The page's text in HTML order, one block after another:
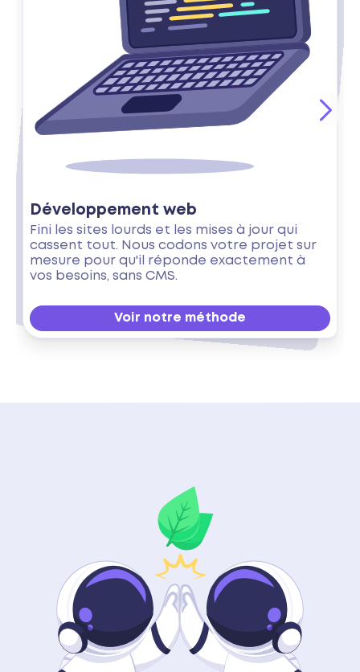
Développement web
Fini les sites lourds et les mises à jour qui
cassent tout. Nous codons votre projet sur
mesure pour qu'il réponde exactement à
vos besoins, sans CMS.
Voir notre méthode